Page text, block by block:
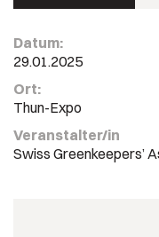
Datum:
29.01.2025
Ort:
Thun-Expo
Veranstalter/in
Swiss Greenkeepers’